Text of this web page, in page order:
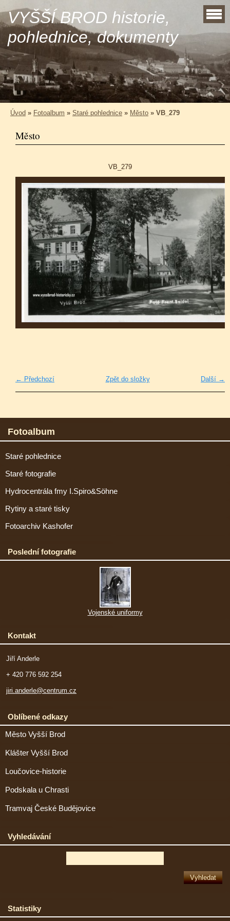
VYŠŠÍ BROD historie,
pohlednice, dokumenty
Úvod » Fotoalbum » Staré pohlednice » Město » VB_279
Město
VB_279
← Předchozí Další →
Zpět do složky
Fotoalbum
Staré pohlednice
Staré fotografie
Hydrocentrála fmy I.Spiro&Söhne
Rytiny a staré tisky
Fotoarchiv Kashofer
Poslední fotografie
Vojenské uniformy
Kontakt
Jiří Anderle
+ 420 776 592 254
jiri.anderle@centrum.cz
Oblíbené odkazy
Město Vyšší Brod
Klášter Vyšší Brod
Loučovice-historie
Podskala u Chrasti
Tramvaj České Budějovice
Vyhledávání
Statistiky